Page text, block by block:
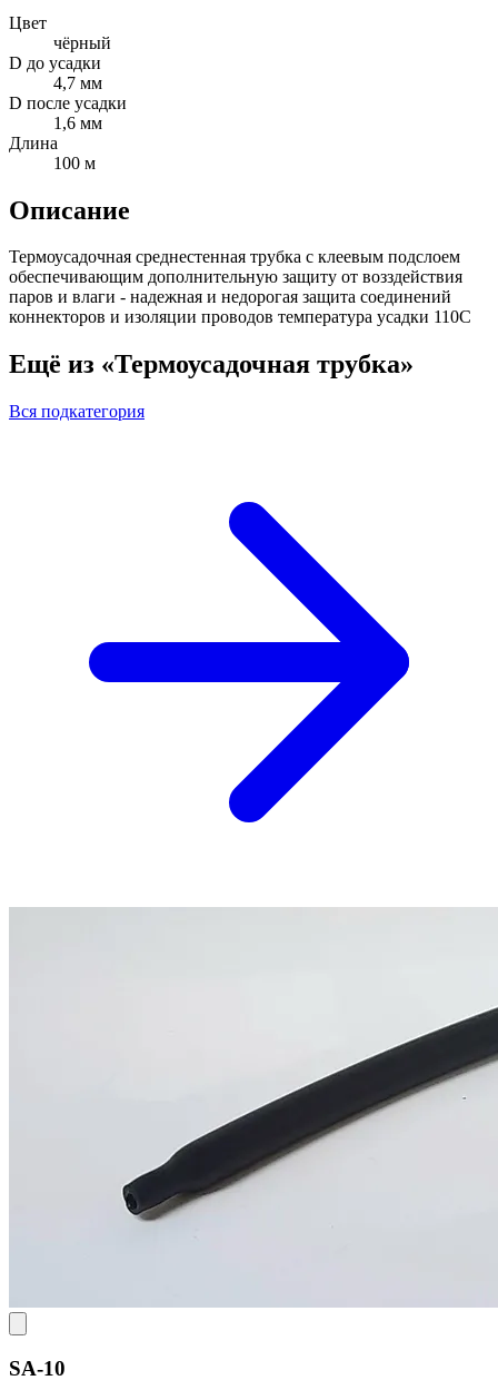
Цвет
чёрный
D до усадки
4,7 мм
D после усадки
1,6 мм
Длина
100 м
Описание
Термоусадочная среднестенная трубка с клеевым подслоем
обеспечивающим дополнительную защиту от возздействия
паров и влаги - надежная и недорогая защита соединений
коннекторов и изоляции проводов температура усадки 110С
Ещё из «Термоусадочная трубка»
Вся подкатегория
SA-10